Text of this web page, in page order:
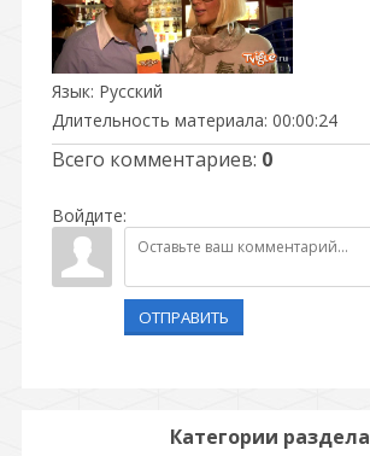
Язык: Русский
Длительность материала: 00:00:24
Всего комментариев: 0
Войдите:
ОТПРАВИТЬ
Категории раздела